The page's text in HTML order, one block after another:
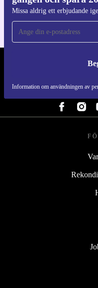
Missa aldrig ett erbjudande
Information om användningen av
REFURBED